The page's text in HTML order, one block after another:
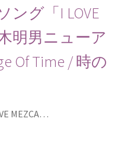
ング「I LOVE
明男ニューア
Of Time / 時の
MEZCA…